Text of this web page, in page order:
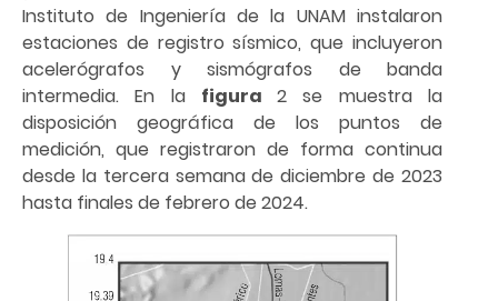
Instituto de Ingeniería de la UNAM instalaron
estaciones de registro sísmico, que incluyeron
acelerógrafos y sismógrafos de banda
intermedia. En la figura2 se muestra la
disposición geográfica de los puntos de
medición, que registraron de forma continua
desde la tercera semana de diciembre de 2023
hasta finales de febrero de 2024.